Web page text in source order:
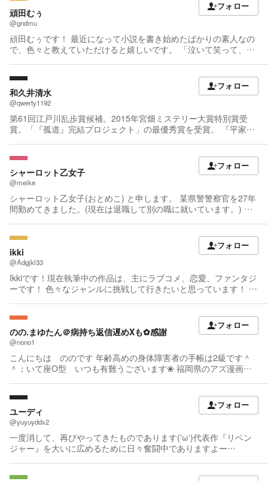
頑田むぅ
@gndmu
頑田むぅです！ 最近になって小説を書き始めたばかりの素人なの
で、色々と教えていただけると嬉しいです。 「泣いて笑って、ほ
あるファンタジーまで！ 読んだ人の心に残る物語を目指して、今
日も執筆中💪 ストレス解消に文章を書くタイプ！ 感想・応援コメ
ント、大歓迎です！！🔥 めっちゃ喜んでフォローバックして、感
想・応援コメントをお返しします！ よろしくお願いします！
フォロー
和久井清水
@qwerty1192
第61回江戸川乱歩賞候補。2015年宮畑ミステリー大賞特別賞受
賞。「『孤道』完結プロジェクト」の最優秀賞を受賞。 『平家谷
堂迷鳥草子2 盗蜜』『かなりあ堂迷鳥草子３ 夏塒』（講談社文
庫） 『水際のメメント』（講談社文庫） 『孤道完結編 金色の眠
り』（講談社文庫） 『北海道ミステリークロスマッチ』（行舟文
化）
フォロー
シャーロット乙女子
@meike
シャーロット乙女子(おとめこ) と申します。 某県警警察官を27年
間勤めてきました。(現在は退職して別の職に就いています。) 警
フォロー
ikki
@Adgjkl33
Ikkiです！現在執筆中の作品は、主にラブコメ、恋愛、ファンタジ
ーです！ 色々なジャンルに挑戦して行きたいと思っています！ 好
君の嘘、ギルクラ、屍鬼、Fate、PSYCHO-PASSなど趣味が似て
るなと思った方是非読みに来て下さい 宜しくお願いしますーす🙋
👆
フォロー
のの.まゆたん＠病持ち返信遅めXも✿感謝
@nono1
こんにちは ののです 年齢高めの身体障害者の手帳は2級です＾
＾；いて座O型 いつも有難うございます❀ 福岡県のアズ漫画研
https://nonotya1.fanbox.cc/ FBは本名501 他サイトにも投稿し
てます 少しづつ頑張ります ありがとうございます 足は杖か手押
し歩行器＾＾；指先痛いです＾＾；足はもっと痺れて痛いです
途中までしか曲がりません 薬、他の病でインシュリン注射
フォロー
ユーディ
@yuyuyddx2
一度消して、再びやってきたものであります('ω')代表作『リベン
ジャー』を大いに広めるために日々奮闘中でありますよー
フォロー